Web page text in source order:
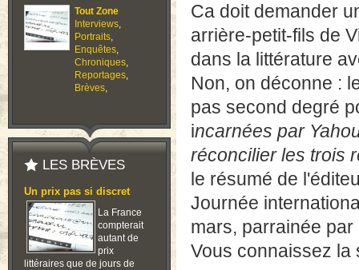
Tout Zone
Interviews,
Portraits,
Enquêtes,
Chroniques,
Reportages,
Brèves,
LES BRÈVES
Un prix pas si discret
La France
compterait
autant de
prix
littéraires que de jours de
Ca doit demander
arrière-petit-fils de
dans la littérature
Non, on déconne :
pas second degré
incarnées par
réconcilier les trois
le résumé de
Journée
mars, parrainée
Vous connaissez la